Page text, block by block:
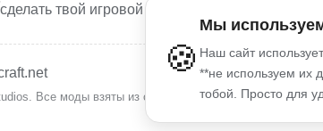
сделать твой игровой опыт лучше!
Все моды взяты из открытых источников и
🍪
Мы
Наш сайт
**не используем их
тобой. Просто для